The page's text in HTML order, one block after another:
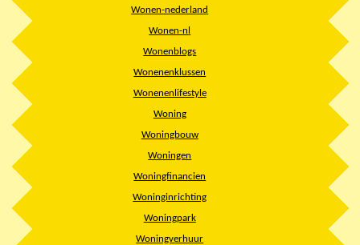
Wonen-nederland
Wonen-nl
Wonenblogs
Wonenenklussen
Wonenenlifestyle
Woning
Woningbouw
Woningen
Woningfinancien
Woninginrichting
Woningpark
Woningverhuur